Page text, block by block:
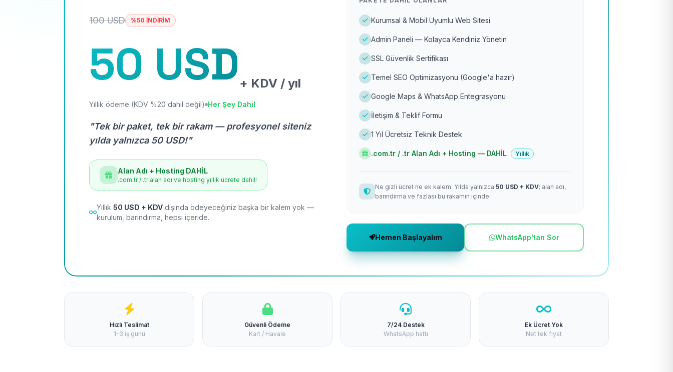
100 USD %50 İNDİRİM
50 USD+ KDV / yıl
Yıllık ödeme (KDV %20 dahil değil) Her Şey Dahil
"Tek bir paket, tek bir rakam — profesyonel siteniz
yılda yalnızca 50 USD!"
Alan Adı + Hosting DAHİL
.com.tr / .tr alan adı ve hosting yıllık ücrete dahil!
Yıllık 50 USD + KDV dışında ödeyeceğiniz başka bir kalem yok —
kurulum, barındırma, hepsi içeride.
Kurumsal & Mobil Uyumlu Web Sitesi
Admin Paneli — Kolayca Kendiniz Yönetin
SSL Güvenlik Sertifikası
Temel SEO Optimizasyonu (Google'a hazır)
Google Maps & WhatsApp Entegrasyonu
İletişim & Teklif Formu
1 Yıl Ücretsiz Teknik Destek
.com.tr / .tr Alan Adı + Hosting — DAHİL Yıllık
Ne gizli ücret ne ek kalem. Yılda yalnızca 50 USD + KDV; alan adı,
barındırma ve fazlası bu rakamın içinde.
Hemen Başlayalım WhatsApp'tan Sor
Hızlı Teslimat
1-3 iş günü
Güvenli Ödeme
Kart / Havale
7/24 Destek
WhatsApp hattı
Ek Ücret Yok
Net tek fiyat